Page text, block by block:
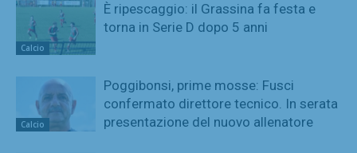
Calcio
È ripescaggio: il Grassina fa festa e
torna in Serie D dopo 5 anni
Calcio
Poggibonsi, prime mosse: Fusci
confermato direttore tecnico. In serata
presentazione del nuovo allenatore